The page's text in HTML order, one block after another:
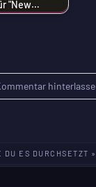
"New…
ES DURCHSETZT »